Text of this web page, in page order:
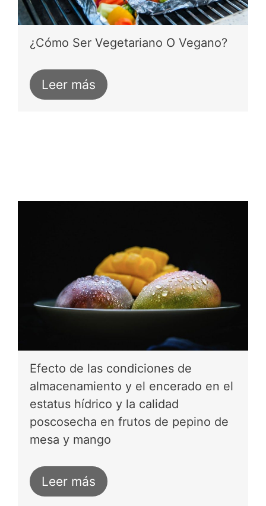
¿Cómo Ser Vegetariano O Vegano?
Leer más
Efecto de las condiciones de
almacenamiento y el encerado en el
estatus hídrico y la calidad
poscosecha en frutos de pepino de
mesa y mango
Leer más